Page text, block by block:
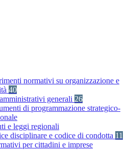
normativi su organizzazione e
40
generali 26
di programmazione strategico-
e leggi regionali
disciplinare e codice di condotta 11
per cittadini e imprese